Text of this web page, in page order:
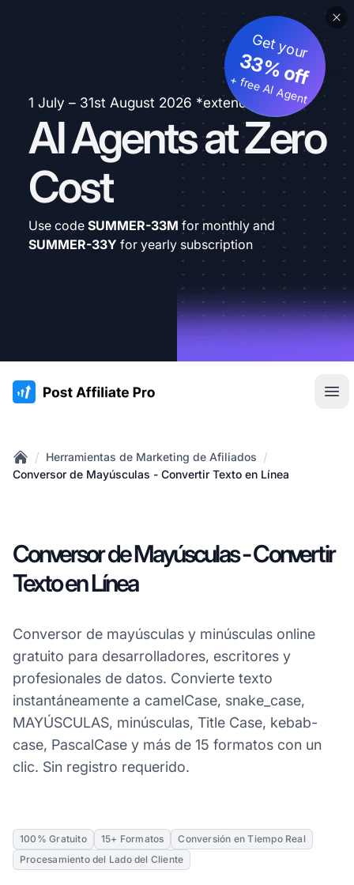
1 July – 31st August 2026 *extended
AI Agents at Zero
Cost
Get your
33% off
+ free AI Agent
Use code SUMMER-33M for monthly and
SUMMER-33Y for yearly subscription
:site.title
Home
/ Herramientas de Marketing de Afiliados /
Conversor de Mayúsculas - Convertir Texto en Línea
Conversor de Mayúsculas - Convertir
Texto en Línea
Conversor de mayúsculas y minúsculas online
gratuito para desarrolladores, escritores y
profesionales de datos. Convierte texto
instantáneamente a camelCase, snake_case,
MAYÚSCULAS, minúsculas, Title Case, kebab-
case, PascalCase y más de 15 formatos con un
clic. Sin registro requerido.
100% Gratuito 15+ Formatos
Conversión en Tiempo Real
Procesamiento del Lado del Cliente